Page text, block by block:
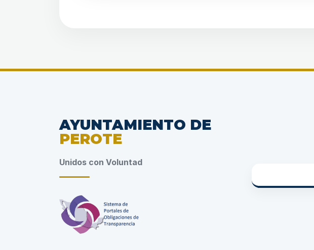
AYUNTAMIENTO DE
PEROTE
Unidos con Voluntad